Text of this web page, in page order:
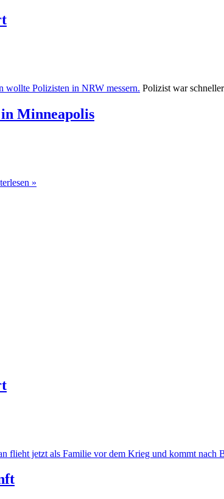
wollte Polizisten in NRW messern. Polizist war
Minneapolis
»
flieht jetzt als Familie vor dem Krieg und kommt nach